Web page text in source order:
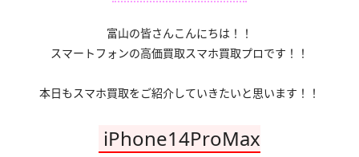
富山の皆さんこんにちは！！
スマートフォンの高価買取スマホ買取プロです！！
本日もスマホ買取をご紹介していきたいと思います！！
iPhone14ProMax